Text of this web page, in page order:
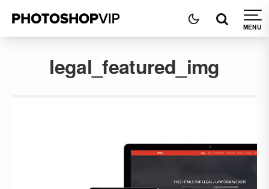
legal_featured_img